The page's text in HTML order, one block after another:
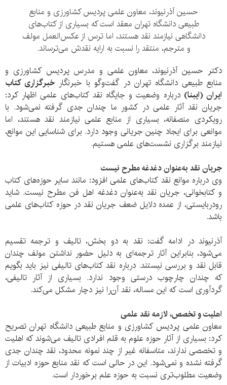
حسین آذرنیوند، معاون علمی پردیس کشاورزی و منابع
طبیعی دانشگاه تهران معقد است که بسیاری از کتاب‌های
دانشگاهی نیازمند نقد هستند، اما ترس از عکس‌العمل مولف
و مترجم، منتقد را نسبت به ارایه نقدش می‌ترساند.
دکتر حسین آذرنیوند، معاون علمی و مدرس پردیس کشاورزی و
منابع طبیعی دانشگاه تهران در گفت‌و‌گو با خبرنگار خبرگزاری کتاب
ایران (ایبنا) درباره وضعیت و جایگاه نقد کتاب‌های علمی اظهار کرد:
جریان نقد آثار علمی در کشور ما چندان جدی گرفته نمی‌شود. با
رویکردی منصفانه،‌ بسیاری از منابع علمی نیازمند نقد هستند، اما
موانعی برای ایجاد چنین جریانی وجود دارد. برای شناسایی این موانع،
نیازمند برگزاری نشست‌های علمی هستیم.
جریان نقد به‌عنوان دغدغه مطرح نیست
وی درباره موانع نقد کتاب‌های علمی افزود:‌ مانند سایر حوزه‌های کتاب
و کتابخوانی، جریان نقد به‌عنوان دغدغه اهل فن مطرح نیست. شاید
رودربایستی، از عمده دلایل ضعف جریان نقد در حوزه کتاب‌های علمی
باشد.
آذرنیوند در ادامه گفت: نقد به دو بخش، تالیف و ترجمه تقسیم
می‌شود، بنابراین آثار ترجمه‌ای به دلیل حضور نداشتن مولف چندان
قابل نقد و بررسی نیستند. درباره نقد کتاب‌های تالیفی نیز باید بگویم
که چندان چارچوب درستی وجود ندارد. بسیاری از آثار تالیفی،
گردآوری است که این مساله، نقد آن‌را نیز دچار مشکل می‌کند.
اهلیت و تخصص، لازمه نقد علمی
معاون علمی پردیس کشاورزی و منابع طبیعی دانشگاه تهران تصریح
کرد: بسیاری از آثار حوزه علوم به قلم افرادی تالیف می‌شوند که اهلیت
و تخصصی ندارند، متاسفانه غیر از چند نمونه محدود، نقد چندان جدی
گرفته نشده و نمی‌شود. این در حالی است که نقد منابع حوزه ادبیات از
وضعیت مطلوب‌تری نسبت به حوزه علم برخوردار است.